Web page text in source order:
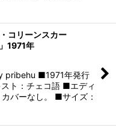
コリーンスカー
1971年
pribehu ■1971年発行
ト：チェコ語 ■エディ
バーなし。 ■サイズ：